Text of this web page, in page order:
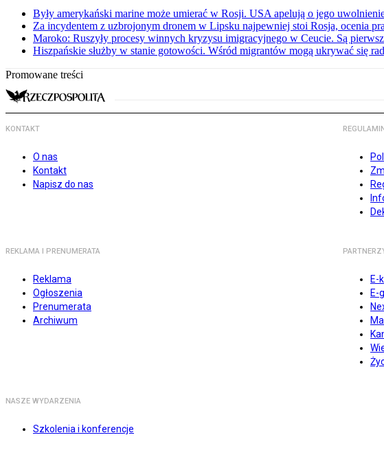
Były amerykański marine może umierać w Rosji. USA apelują o jego
Za incydentem z uzbrojonym dronem w Lipsku najpewniej stoi Rosja, ocenia
Maroko: Ruszyły procesy winnych kryzysu imigracyjnego w Ceucie. Są
Hiszpańskie służby w stanie gotowości. Wśród migrantów mogą ukrywać się
Promowane treści
KONTAKT
O nas
Kontakt
Napisz do nas
REGULAMIN
REKLAMA I PRENUMERATA
Reklama
Ogłoszenia
Prenumerata
Archiwum
E-
E-
NASZE WYDARZENIA
Szkolenia i konferencje